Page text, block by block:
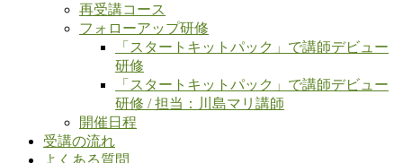
再受講コース
フォローアップ研修
「スタートキットパック」で講師デビュー
研修
「スタートキットパック」で講師デビュー
研修 / 担当：川島マリ講師
開催日程
受講の流れ
よくある質問